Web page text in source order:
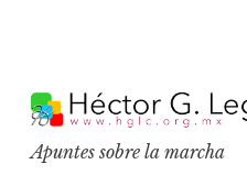
k
p
Apuntes sobre la marcha